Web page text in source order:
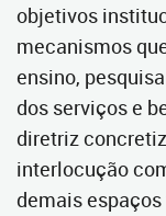
objetivos
mecanismos
ensino,
dos serviços e
diretriz
interlocução
demais